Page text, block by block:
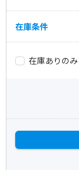
在庫条件
在庫ありのみ